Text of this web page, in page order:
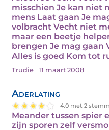
misschien Je kan niet
mens Laat gaan Je
volbracht Vecht niet
maar een beetje
brengen Je mag gaan
Alles is goed Kom tot
Trudie 11 maart 2008
Aderlating
4.0 met 2
Meander tussen spier
zijn sporen zelf